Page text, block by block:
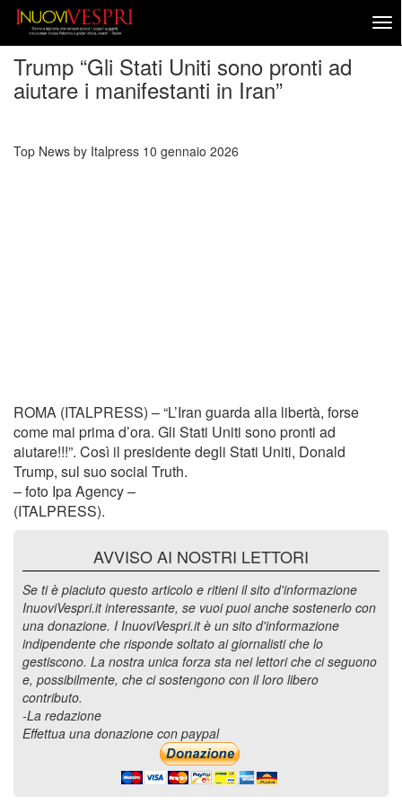
Trump “Gli Stati Uniti sono pronti ad
aiutare i manifestanti in Iran”
Top News by Italpress 10 gennaio 2026
ROMA (ITALPRESS) – “L’Iran guarda alla libertà, forse
come mai prima d’ora. Gli Stati Uniti sono pronti ad
aiutare!!!”. Così il presidente degli Stati Uniti, Donald
Trump, sul suo social Truth.
– foto Ipa Agency –
(ITALPRESS).
AVVISO AI NOSTRI LETTORI
Se ti è piaciuto questo articolo e ritieni il sito d'informazione
InuoviVespri.it interessante, se vuoi puoi anche sostenerlo con
una donazione. I InuoviVespri.it è un sito d'informazione
indipendente che risponde soltato ai giornalisti che lo
gestiscono. La nostra unica forza sta nei lettori che ci seguono
e, possibilmente, che ci sostengono con il loro libero
contributo.
-La redazione
Effettua una donazione con paypal